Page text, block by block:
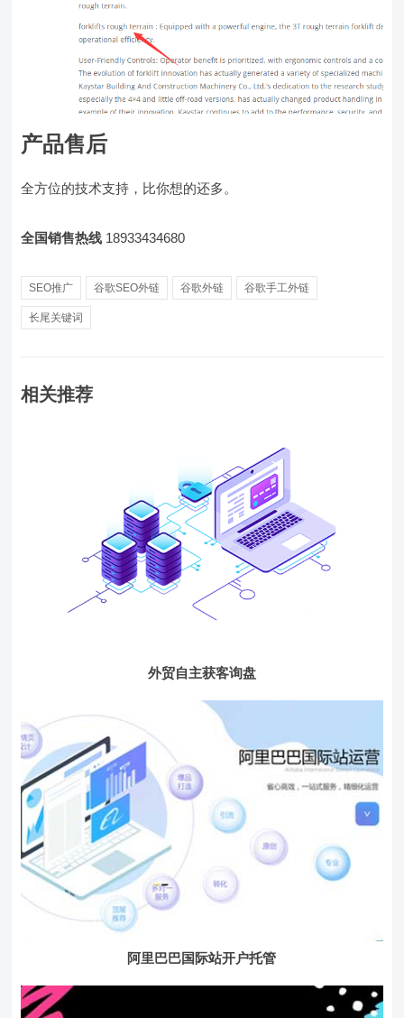
产品售后
全方位的技术支持，比你想的还多。
全国销售热线 18933434680
SEO推广 谷歌SEO外链 谷歌外链 谷歌手工外链
长尾关键词
相关推荐
外贸自主获客询盘
阿里巴巴国际站开户托管